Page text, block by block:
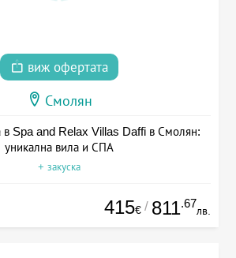
виж офертата
Смолян
в Spa and Relax Villas Daffi в Смолян:
уникална вила и СПА
+ закуска
415€ / 811.67
лв.